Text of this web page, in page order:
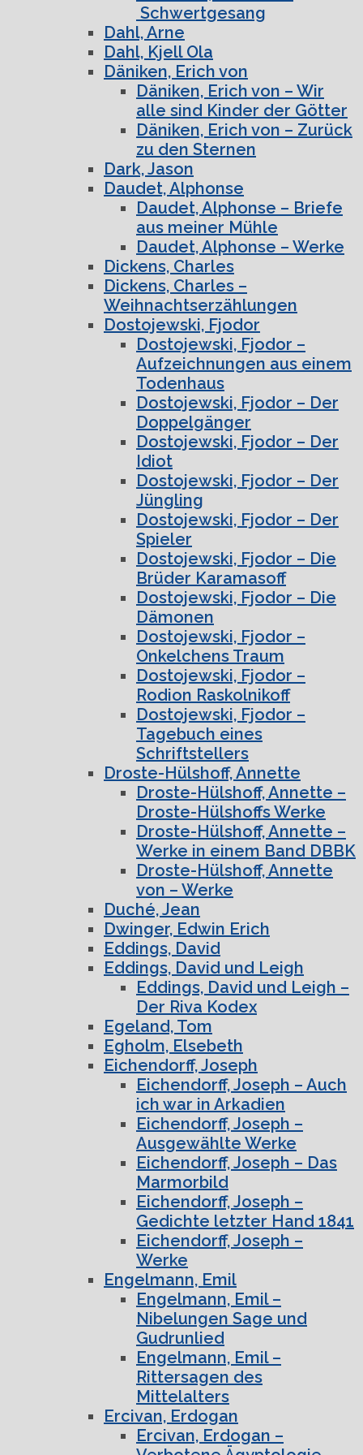
Schwertgesang
Dahl, Arne
Dahl, Kjell Ola
Däniken, Erich von
Däniken, Erich von – Wir
alle sind Kinder der Götter
Däniken, Erich von – Zurück
zu den Sternen
Dark, Jason
Daudet, Alphonse
Daudet, Alphonse – Briefe
aus meiner Mühle
Daudet, Alphonse – Werke
Dickens, Charles
Dickens, Charles –
Weihnachtserzählungen
Dostojewski, Fjodor
Dostojewski, Fjodor –
Aufzeichnungen aus einem
Todenhaus
Dostojewski, Fjodor – Der
Doppelgänger
Dostojewski, Fjodor – Der
Idiot
Dostojewski, Fjodor – Der
Jüngling
Dostojewski, Fjodor – Der
Spieler
Dostojewski, Fjodor – Die
Brüder Karamasoff
Dostojewski, Fjodor – Die
Dämonen
Dostojewski, Fjodor –
Onkelchens Traum
Dostojewski, Fjodor –
Rodion Raskolnikoff
Dostojewski, Fjodor –
Tagebuch eines
Schriftstellers
Droste-Hülshoff, Annette
Droste-Hülshoff, Annette –
Droste-Hülshoffs Werke
Droste-Hülshoff, Annette –
Werke in einem Band DBBK
Droste-Hülshoff, Annette
von – Werke
Duché, Jean
Dwinger, Edwin Erich
Eddings, David
Eddings, David und Leigh
Eddings, David und Leigh –
Der Riva Kodex
Egeland, Tom
Egholm, Elsebeth
Eichendorff, Joseph
Eichendorff, Joseph – Auch
ich war in Arkadien
Eichendorff, Joseph –
Ausgewählte Werke
Eichendorff, Joseph – Das
Marmorbild
Eichendorff, Joseph –
Gedichte letzter Hand 1841
Eichendorff, Joseph –
Werke
Engelmann, Emil
Engelmann, Emil –
Nibelungen Sage und
Gudrunlied
Engelmann, Emil –
Rittersagen des
Mittelalters
Ercivan, Erdogan
Ercivan, Erdogan –